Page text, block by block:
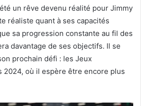
un rêve devenu réalité pour Jimmy
réaliste quant à ses capacités
sa progression constante au fil des
davantage de ses objectifs. Il se
prochain défi : les Jeux
2024, où il espère être encore plus